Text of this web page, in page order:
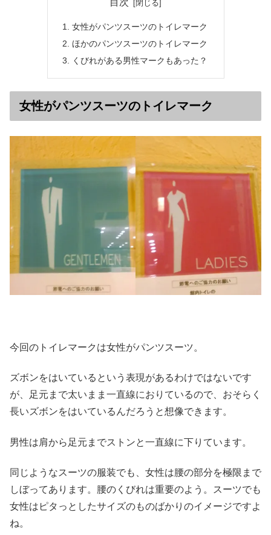
目次
女性がパンツスーツのトイレマーク
ほかのパンツスーツのトイレマーク
くびれがある男性マークもあった？
女性がパンツスーツのトイレマーク
今回のトイレマークは女性がパンツスーツ。
ズボンをはいているという表現があるわけではないです
が、足元まで太いまま一直線におりているので、おそらく
長いズボンをはいているんだろうと想像できます。
男性は肩から足元までストンと一直線に下りています。
同じようなスーツの服装でも、女性は腰の部分を極限まで
しぼってあります。腰のくびれは重要のよう。スーツでも
女性はピタっとしたサイズのものばかりのイメージですよ
ね。